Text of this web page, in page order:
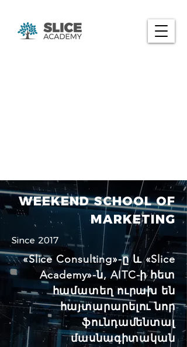
WEEKEND SCHOOL OF
MARKETING
Since 2017
«Slice Consulting»-ը և «Slice
Academy»-ն, AITC-ի հետ
համատեղ ուրախ են
հայտարարելու նոր
ֆունդամենտալ
մասնագիտական